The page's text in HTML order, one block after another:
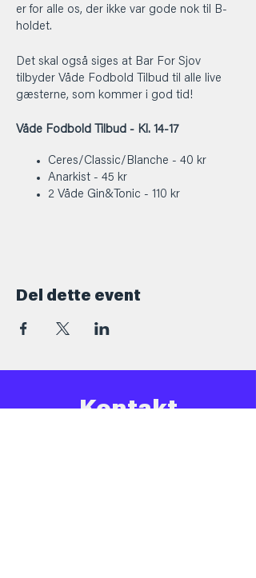
er for alle os, der ikke var gode nok til B-
holdet.
Det skal også siges at Bar For Sjov
tilbyder Våde Fodbold Tilbud til alle live
gæsterne, som kommer i god tid!
Våde Fodbold Tilbud - Kl. 14-17
Ceres/Classic/Blanche - 40 kr
Anarkist - 45 kr
2 Våde Gin&Tonic - 110 kr
Del dette event
Kontakt